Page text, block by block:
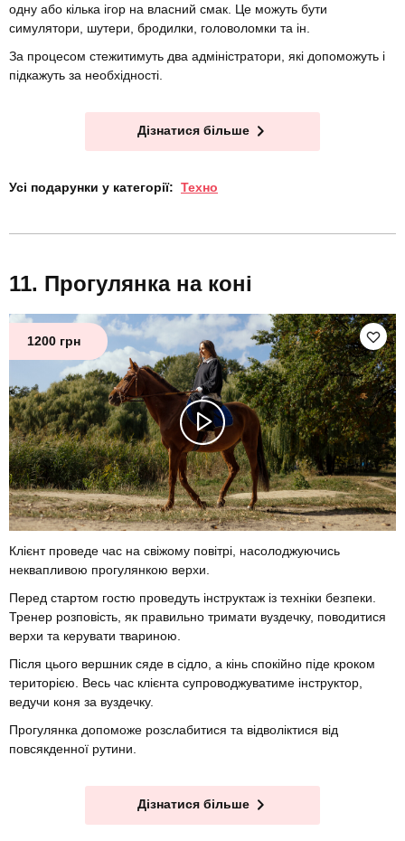
одну або кілька ігор на власний смак. Це можуть бути
симулятори, шутери, бродилки, головоломки та ін.
За процесом стежитимуть два адміністратори, які допоможуть і
підкажуть за необхідності.
Дізнатися більше
Усі подарунки у категорії: Техно
Прогулянка на коні
1200 грн
Клієнт проведе час на свіжому повітрі, насолоджуючись
неквапливою прогулянкою верхи.
Перед стартом гостю проведуть інструктаж із техніки безпеки.
Тренер розповість, як правильно тримати вуздечку, поводитися
верхи та керувати твариною.
Після цього вершник сяде в сідло, а кінь спокійно піде кроком
територією. Весь час клієнта супроводжуватиме інструктор,
ведучи коня за вуздечку.
Прогулянка допоможе розслабитися та відволіктися від
повсякденної рутини.
Дізнатися більше